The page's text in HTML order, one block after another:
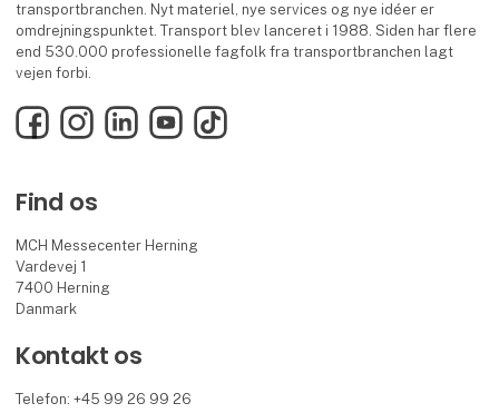
transportbranchen. Nyt materiel, nye services og nye idéer er
omdrejningspunktet. Transport blev lanceret i 1988. Siden har flere
end 530.000 professionelle fagfolk fra transportbranchen lagt
vejen forbi.
FacebookInstagramLinkedInYouTubeTikTok
Find os
MCH Messecenter Herning
Vardevej 1
7400 Herning
Danmark
Kontakt os
Telefon: +45 99 26 99 26